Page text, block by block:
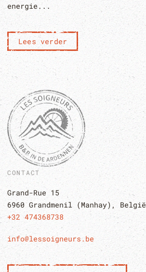
energie...
Lees verder
CONTACT
Grand-Rue 15
6960 Grandmenil (Manhay), België
+32 474368738
info@lessoigneurs.be